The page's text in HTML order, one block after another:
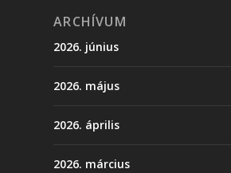
ARCHÍVUM
2026. június
2026. május
2026. április
2026. március